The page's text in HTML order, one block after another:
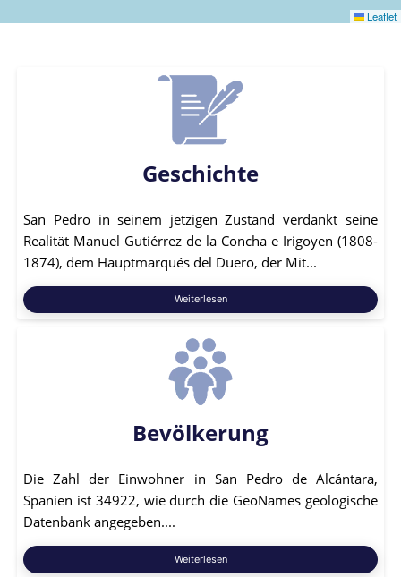
Leaflet
Geschichte
San Pedro in seinem jetzigen Zustand verdankt seine
Realität Manuel Gutiérrez de la Concha e Irigoyen (1808-
1874), dem Hauptmarqués del Duero, der Mit...
Weiterlesen
Bevölkerung
Die Zahl der Einwohner in San Pedro de Alcántara,
Spanien ist 34922, wie durch die GeoNames geologische
Datenbank angegeben....
Weiterlesen